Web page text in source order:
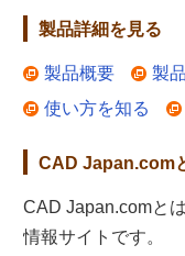
製品詳細を見る
製品概要 製
使い方を知る
CAD Japan.com
CAD Japan.comと
情報サイトです。